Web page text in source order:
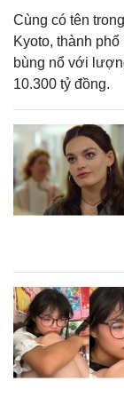
Cùng có tên
Kyoto, thành
bùng nổ với
10.300 tỷ đồng.